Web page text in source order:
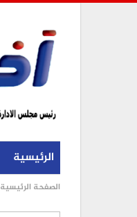
الرئيسية
الصفحة الرئيسية